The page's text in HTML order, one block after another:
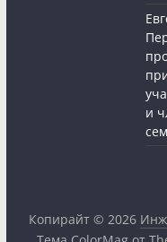
и
Копирайт © 2026